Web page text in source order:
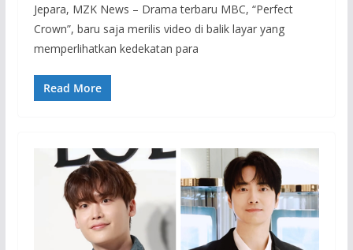
Jepara, MZK News – Drama terbaru MBC, “Perfect
Crown”, baru saja merilis video di balik layar yang
memperlihatkan kedekatan para
Read More